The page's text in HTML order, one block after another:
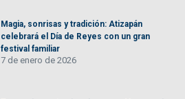
Magia, sonrisas y tradición: Atizapán
celebrará el Día de Reyes con un gran
festival familiar
7 de enero de 2026